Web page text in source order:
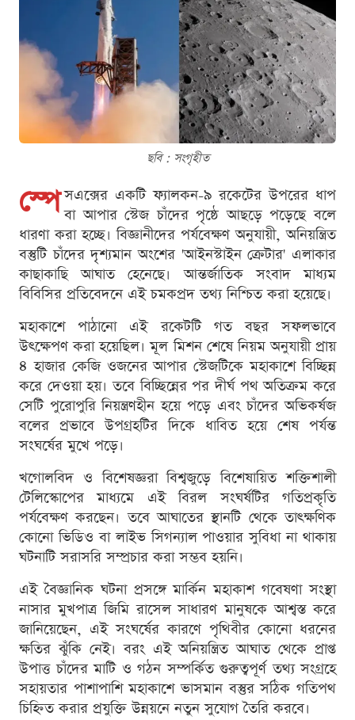
ছবি : সংগৃহীত
স্পে সএক্সের একটি ফ্যালকন-৯ রকেটের উপরের ধাপ
বা আপার স্টেজ চাঁদের পৃষ্ঠে আছড়ে পড়েছে বলে
ধারণা করা হচ্ছে। বিজ্ঞানীদের পর্যবেক্ষণ অনুযায়ী, অনিয়ন্ত্রিত
বস্তুটি চাঁদের দৃশ্যমান অংশের 'আইনস্টাইন ক্রেটার' এলাকার
কাছাকাছি আঘাত হেনেছে। আন্তর্জাতিক সংবাদ মাধ্যম
বিবিসির প্রতিবেদনে এই চমকপ্রদ তথ্য নিশ্চিত করা হয়েছে।
মহাকাশে পাঠানো এই রকেটটি গত বছর সফলভাবে
উৎক্ষেপণ করা হয়েছিল। মূল মিশন শেষে নিয়ম অনুযায়ী প্রায়
৪ হাজার কেজি ওজনের আপার স্টেজটিকে মহাকাশে বিচ্ছিন্ন
করে দেওয়া হয়। তবে বিচ্ছিন্নের পর দীর্ঘ পথ অতিক্রম করে
সেটি পুরোপুরি নিয়ন্ত্রণহীন হয়ে পড়ে এবং চাঁদের অভিকর্ষজ
বলের প্রভাবে উপগ্রহটির দিকে ধাবিত হয়ে শেষ পর্যন্ত
সংঘর্ষের মুখে পড়ে।
খগোলবিদ ও বিশেষজ্ঞরা বিশ্বজুড়ে বিশেষায়িত শক্তিশালী
টেলিস্কোপের মাধ্যমে এই বিরল সংঘর্ষটির গতিপ্রকৃতি
পর্যবেক্ষণ করছেন। তবে আঘাতের স্থানটি থেকে তাত্ক্ষণিক
কোনো ভিডিও বা লাইভ সিগন্যাল পাওয়ার সুবিধা না থাকায়
ঘটনাটি সরাসরি সম্প্রচার করা সম্ভব হয়নি।
এই বৈজ্ঞানিক ঘটনা প্রসঙ্গে মার্কিন মহাকাশ গবেষণা সংস্থা
নাসার মুখপাত্র জিমি রাসেল সাধারণ মানুষকে আশ্বস্ত করে
জানিয়েছেন, এই সংঘর্ষের কারণে পৃথিবীর কোনো ধরনের
ক্ষতির ঝুঁকি নেই। বরং এই অনিয়ন্ত্রিত আঘাত থেকে প্রাপ্ত
উপাত্ত চাঁদের মাটি ও গঠন সম্পর্কিত গুরুত্বপূর্ণ তথ্য সংগ্রহে
সহায়তার পাশাপাশি মহাকাশে ভাসমান বস্তুর সঠিক গতিপথ
চিহ্নিত করার প্রযুক্তি উন্নয়নে নতুন সুযোগ তৈরি করবে।